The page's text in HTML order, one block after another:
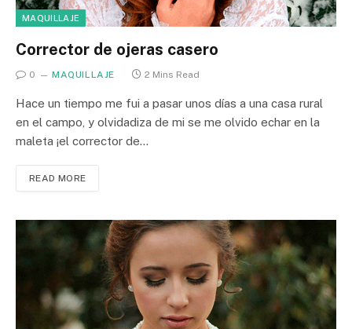
MAQUILLAJE
Corrector de ojeras casero
0 MAQUILLAJE 2 Mins Read
Hace un tiempo me fui a pasar unos días a una casa rural
en el campo, y olvidadiza de mi se me olvido echar en la
maleta ¡el corrector de…
READ MORE